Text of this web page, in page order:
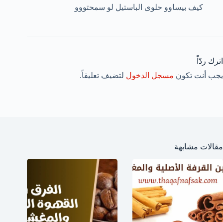
كيف بيساوو حلوى الباستيل لو سمحتووو
اترك ردّاً
يجب أنت تكون مسجل الدخول لتضيف تعليقاً.
مقالات مشابهة